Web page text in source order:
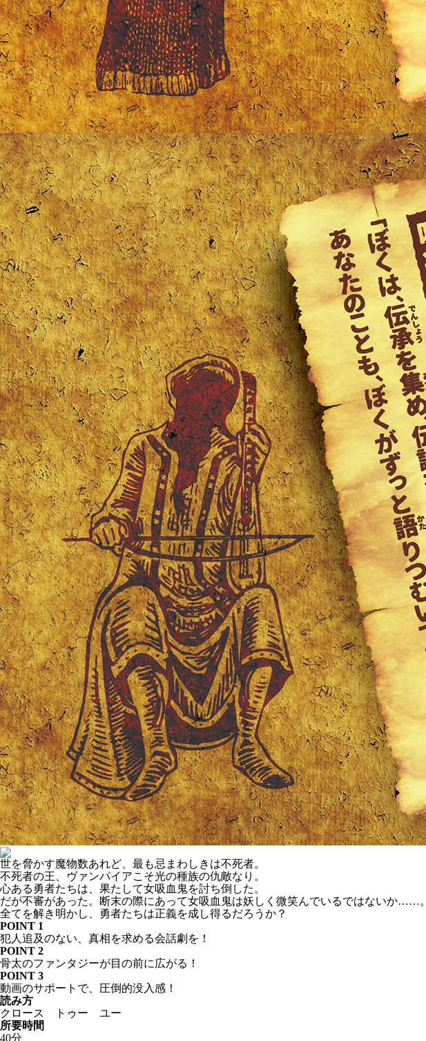
世を脅かす魔物数あれど、最も忌まわしきは不死者。
不死者の王、ヴァンパイアこそ光の種族の仇敵なり。
心ある勇者たちは、果たして女吸血鬼を討ち倒した。
だが不審があった。断末の際にあって女吸血鬼は妖しく微笑んでいるではないか……。
全てを解き明かし、勇者たちは正義を成し得るだろうか？
POINT 1
犯人追及のない、真相を求める会話劇を！
POINT 2
骨太のファンタジーが目の前に広がる！
POINT 3
動画のサポートで、圧倒的没入感！
読み方
クロース トゥー ユー
所要時間
40分